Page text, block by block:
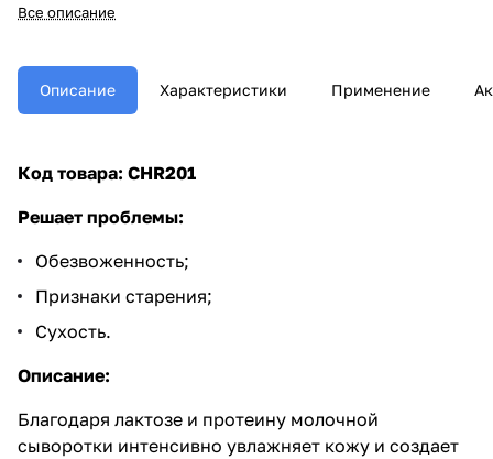
Все описание
Описание Характеристики Применение
Код товара: CHR201
Решает проблемы:
Обезвоженность;
Признаки старения;
Сухость.
Описание:
Благодаря лактозе и протеину молочной
сыворотки интенсивно увлажняет кожу и создает